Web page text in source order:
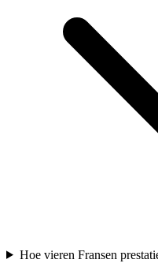
Hoe vieren Fransen